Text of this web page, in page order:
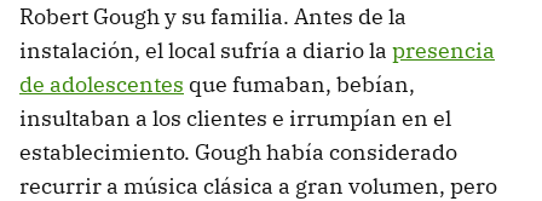
Robert Gough y su familia. Antes de la
instalación, el local sufría a diario la presencia
de adolescentes que fumaban, bebían,
insultaban a los clientes e irrumpían en el
establecimiento. Gough había considerado
recurrir a música clásica a gran volumen, pero